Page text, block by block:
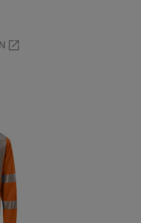
werden zwingen technisch